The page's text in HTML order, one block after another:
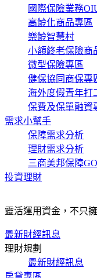
國際保險業務
高齡化商品專區
樂齡智慧村
小額終老保險商
微型保險專區
健保協同商保專
海外度假青年打
保費及保單融資
需求小幫手
保障需求分析
理財需求分析
三商美邦保障
投資理財
靈活運用資金，不只
最新財經訊息
理財規劃
最新財經訊息